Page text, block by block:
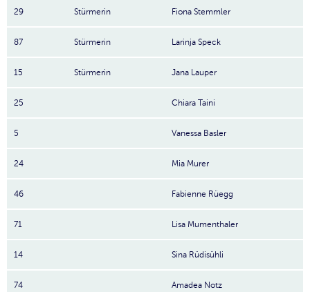
29 Stürmerin Fiona Stemmler
87 Stürmerin Larinja Speck
15 Stürmerin Jana Lauper
25 Chiara Taini
5 Vanessa Basler
24 Mia Murer
46 Fabienne Rüegg
71 Lisa Mumenthaler
14 Sina Rüdisühli
74 Amadea Notz